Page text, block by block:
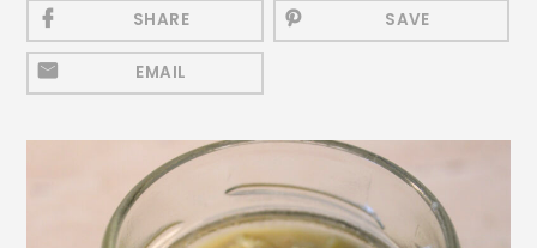
Aperitive Reci
Mezeluri
Ronțăieli
Băuturi
Băuturi calde
Băuturi reci
SHARE SAVE
EMAIL